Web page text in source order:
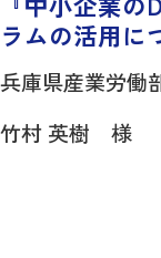
ラムの活用に
兵庫県産業労働
竹村 英樹 様